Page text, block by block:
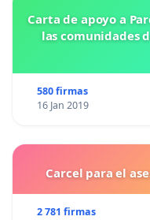
Carta de apoyo a
las comunidades
580 firmas
16 Jan 2019
Carcel para el
2 781 firmas